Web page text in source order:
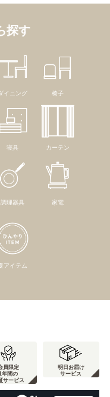
探す
イニング 椅子
寝具 カーテン
調理器具 家電
アイテム
員限定
年間の
サービス
明日お届け
サービス